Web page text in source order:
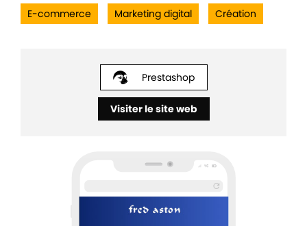
E-commerce Marketing digital Création
Prestashop
Visiter le site web